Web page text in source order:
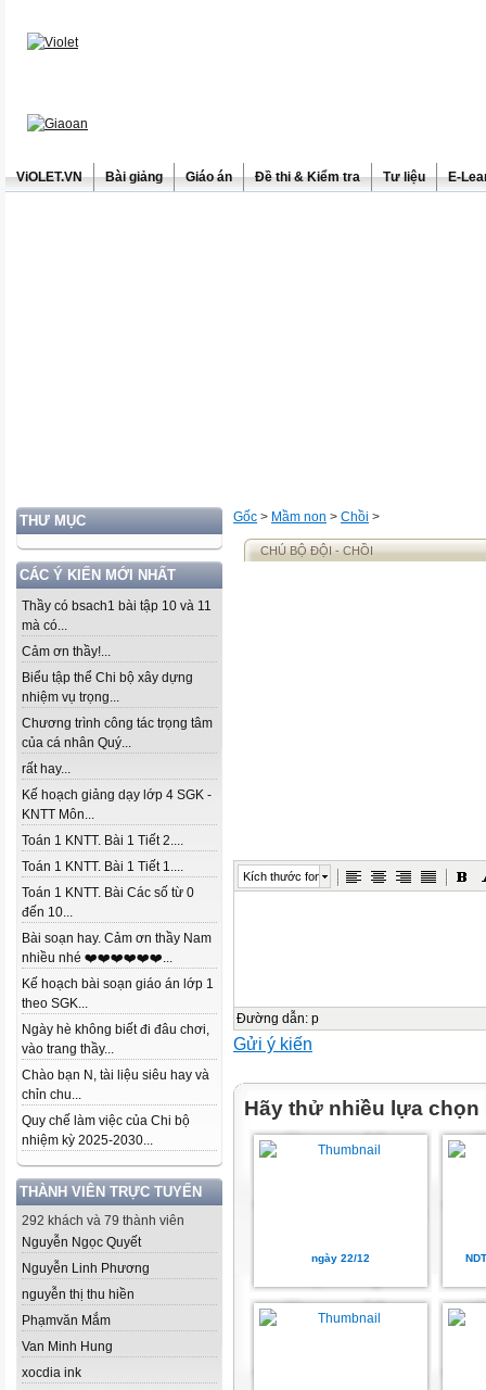
ViOLET.VN Bài giảng Giáo án Đề thi & Kiểm tra Tư liệu E-
THƯ MỤC
CÁC Ý KIẾN MỚI NHẤT
Thầy có bsach1 bài tập 10 và 11
mà có...
Cảm ơn thầy!...
Biểu tập thể Chi bộ xây dựng
nhiệm vụ trọng...
Chương trình công tác trọng tâm
của cá nhân Quý...
rất hay...
Kế hoạch giảng dạy lớp 4 SGK -
KNTT Môn...
Toán 1 KNTT. Bài 1 Tiết 2....
Toán 1 KNTT. Bài 1 Tiết 1....
Toán 1 KNTT. Bài Các số từ 0
đến 10...
Bài soạn hay. Cảm ơn thầy Nam
nhiều nhé ❤️❤️❤️❤️❤️❤️...
Kế hoạch bài soạn giáo án lớp 1
theo SGK...
Ngày hè không biết đi đâu chơi,
vào trang thầy...
Chào bạn N, tài liệu siêu hay và
chỉn chu...
Quy chế làm việc của Chi bộ
nhiệm kỳ 2025-2030...
THÀNH VIÊN TRỰC TUYẾN
292 khách và 79 thành viên
Nguyễn Ngọc Quyết
Nguyễn Linh Phương
nguyễn thị thu hiền
Phạmvăn Mắm
Van Minh Hung
xocdia ink
Gốc > Mầm non > Chồi >
CHÚ BỘ ĐỘI - CHỒI
Kích thước font
Đường dẫn: p
Gửi ý kiến
Hãy thử nhiều lựa chọn
ngày 22/12